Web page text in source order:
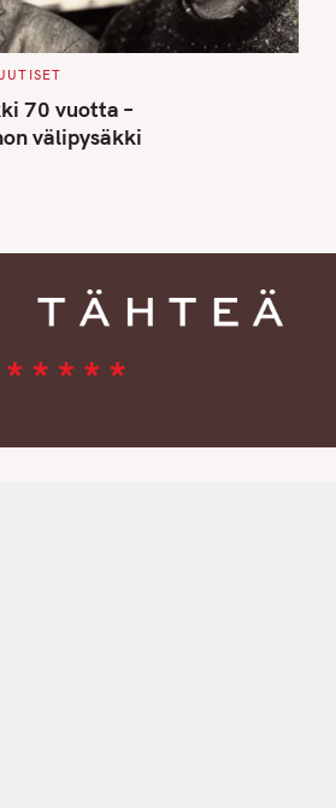
70 vuotta –
välipysäkki